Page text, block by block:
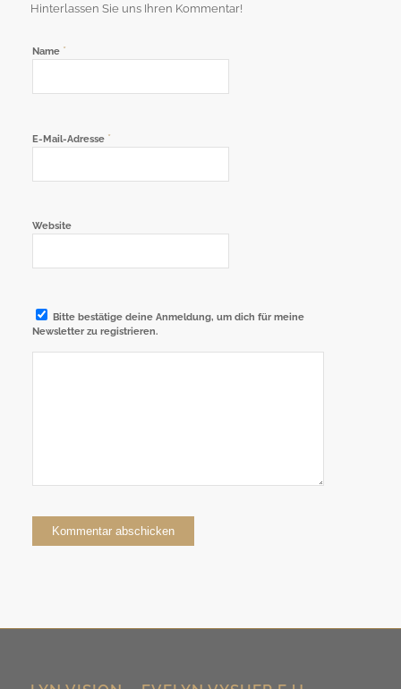
Hinterlassen Sie uns Ihren Kommentar!
Name *
E-Mail-Adresse *
Website
Bitte bestätige deine Anmeldung, um dich für meine
Newsletter zu registrieren.